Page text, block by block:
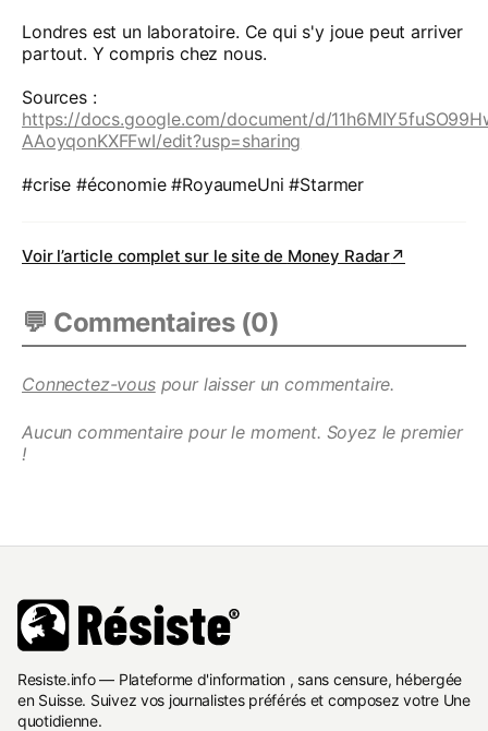
Londres est un laboratoire. Ce qui s'y joue peut arriver
partout. Y compris chez nous.
Sources :
https://docs.google.com/document/d/
AAoyqonKXFFwI/edit?usp=sharing
#crise #économie #RoyaumeUni #Starmer
Voir l’article complet sur le site de Money Radar↗
💬 Commentaires (0)
Connectez-vouspour laisser un commentaire.
Aucun commentaire pour le moment. Soyez le premier
!
Resiste.info — Plateforme d'information , sans censure, hébergée
en Suisse. Suivez vos journalistes préférés et composez votre Une
quotidienne.